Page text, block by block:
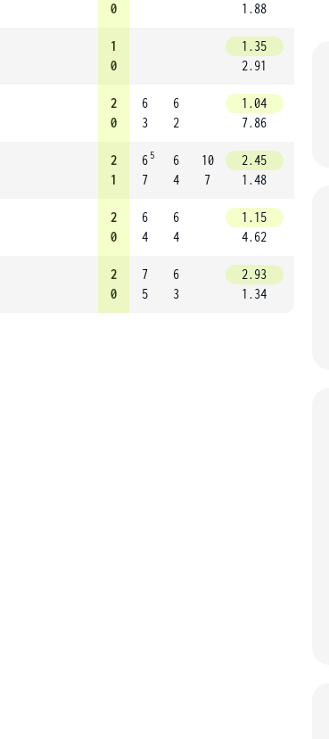
0
1.88
1
0
1.35
2.91
2
0
6
3
6
2
1.04
7.86
2
1
6 5
7
6
4
10
7
2.45
1.48
2
0
6
4
6
4
1.15
4.62
2
0
7
5
6
3
2.93
1.34